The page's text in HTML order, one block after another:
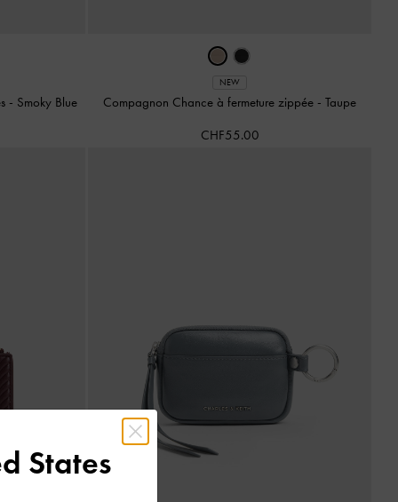
- Smoky Blue
NEW
Compagnon Chance à fermeture zippée -Taupe
CHF55.00
States